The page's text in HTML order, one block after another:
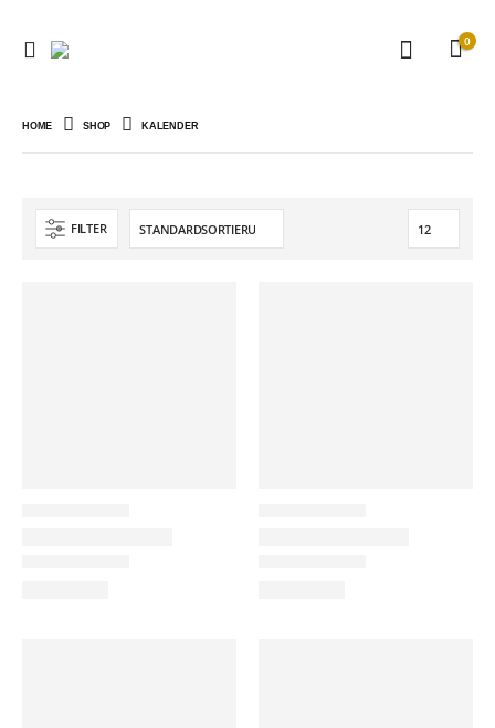
0
HOME SHOP KALENDER
FILTER